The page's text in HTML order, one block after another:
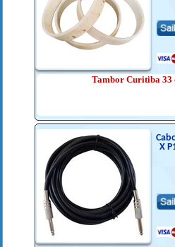
Tambor Curitiba 33
X